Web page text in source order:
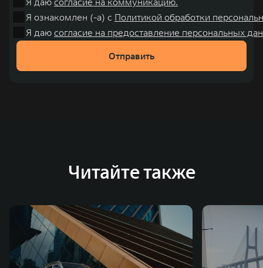
Я ознакомлен (-а) с Политикой обработки
Я даю согласие на предоставление персональных
Отправить
Читайте также